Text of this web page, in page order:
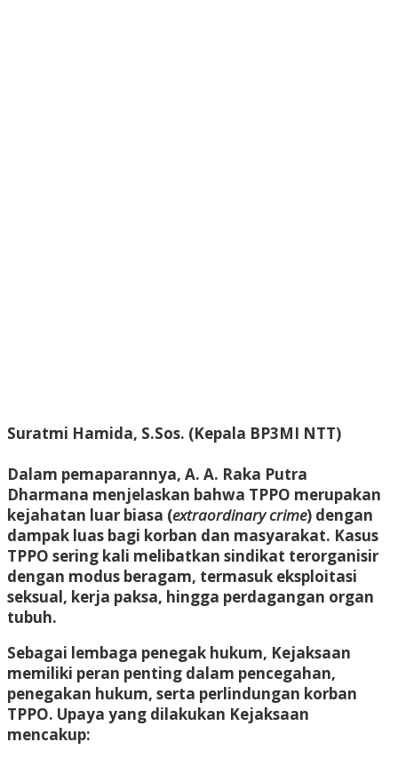
Suratmi Hamida, S.Sos. (Kepala BP3MI NTT)
Dalam pemaparannya, A. A. Raka Putra
Dharmana menjelaskan bahwa TPPO merupakan
kejahatan luar biasa (extraordinary crime) dengan
dampak luas bagi korban dan masyarakat. Kasus
TPPO sering kali melibatkan sindikat terorganisir
dengan modus beragam, termasuk eksploitasi
seksual, kerja paksa, hingga perdagangan organ
tubuh.
Sebagai lembaga penegak hukum, Kejaksaan
memiliki peran penting dalam pencegahan,
penegakan hukum, serta perlindungan korban
TPPO. Upaya yang dilakukan Kejaksaan
mencakup: